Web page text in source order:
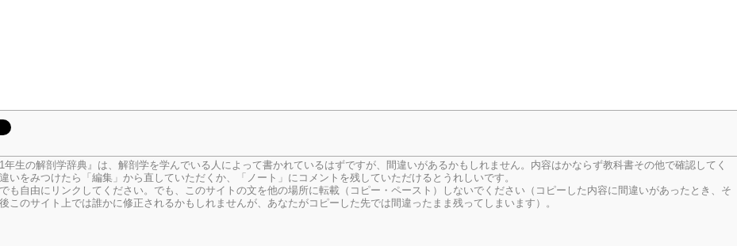
生の解剖学辞典』は、解剖学を学んでいる人によって書かれているはずですが、間違いがあるかもしれません。内容はかならず教科書その他で確認してく
いをみつけたら「編集」から直していただくか、「ノート」にコメントを残していただけるとうれしいです。
も自由にリンクしてください。でも、このサイトの文を他の場所に転載（コピー・ペースト）しないでください（コピーした内容に間違いがあったとき、そ
このサイト上では誰かに修正されるかもしれませんが、あなたがコピーした先では間違ったまま残ってしまいます）。